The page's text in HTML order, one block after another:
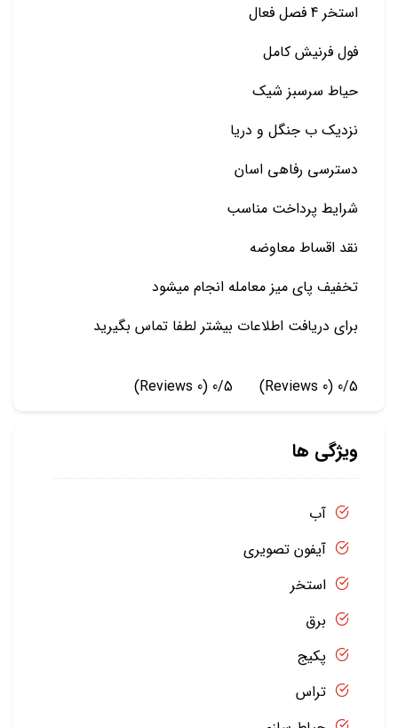
استخر 4 فصل فعال
فول فرنیش کامل
حیاط سرسبز شیک
نزدیک ب جنگل و دریا
دسترسی رفاهی اسان
شرایط پرداخت مناسب
نقد اقساط معاوضه
تخفیف پای میز معامله انجام میشود
برای دریافت اطلاعات بیشتر لطفا تماس بگیرید
0/5
(0 Reviews)
0/5
(0 Reviews)
ویژگی ها
آب
آیفون تصویری
استخر
برق
پکیج
تراس